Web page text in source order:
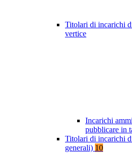
Titolari di incarichi
vertice
Incarichi
pubblicare in
Titolari di incarichi
generali) 10